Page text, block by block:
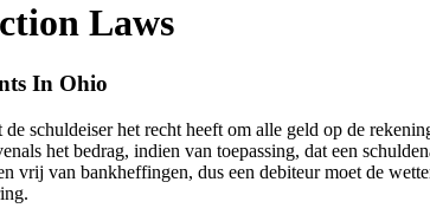
Laws
In Ohio
schuldeiser het recht heeft om alle geld op de
het bedrag, indien van toepassing, dat een
vrij van bankheffingen, dus een debiteur moet de